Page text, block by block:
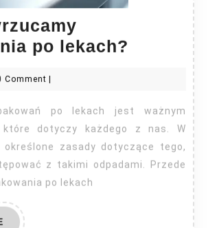
po lekach?
po
lekach?
Comment |
które dotyczy każdego z nas. W
określone zasady dotyczące tego,
z takimi odpadami. Przede
po lekach
READ